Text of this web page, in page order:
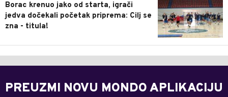
Borac krenuo jako od starta, igrači
jedva dočekali početak priprema: Cilj se
zna - titula!
PREUZMI NOVU MONDO APLIKACIJU